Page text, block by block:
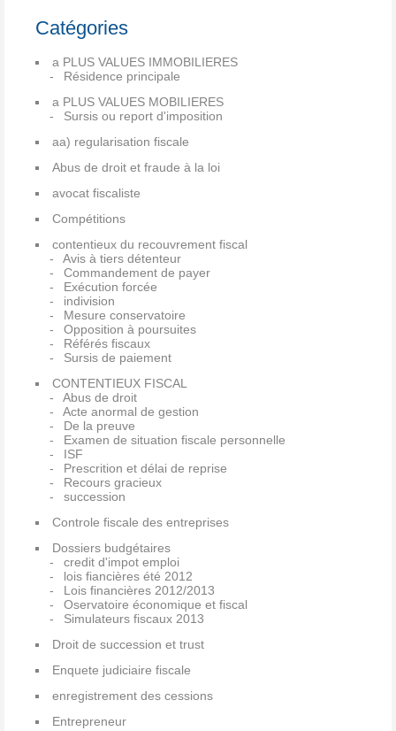
Catégories
a PLUS VALUES IMMOBILIERES
Résidence principale
a PLUS VALUES MOBILIERES
Sursis ou report d'imposition
aa) regularisation fiscale
Abus de droit et fraude à la loi
avocat fiscaliste
Compétitions
contentieux du recouvrement fiscal
Avis à tiers détenteur
Commandement de payer
Exécution forcée
indivision
Mesure conservatoire
Opposition à poursuites
Référés fiscaux
Sursis de paiement
CONTENTIEUX FISCAL
Abus de droit
Acte anormal de gestion
De la preuve
Examen de situation fiscale personnelle
ISF
Prescrition et délai de reprise
Recours gracieux
succession
Controle fiscale des entreprises
Dossiers budgétaires
credit d'impot emploi
lois fiancières été 2012
Lois financières 2012/2013
Oservatoire économique et fiscal
Simulateurs fiscaux 2013
Droit de succession et trust
Enquete judiciaire fiscale
enregistrement des cessions
Entrepreneur